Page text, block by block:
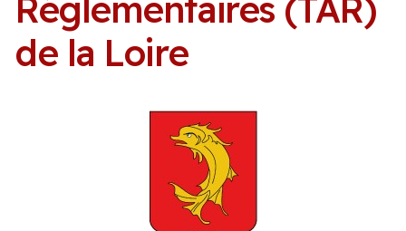
de la Loire